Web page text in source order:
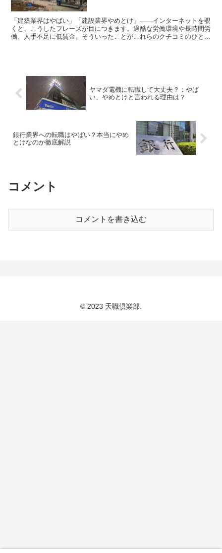
「建築業界はやばい」「建設業界やめとけ」——インターネットを覗
くと、こうしたフレーズが目につきます。過酷な労働環境や長時間労
働、人手不足に低賃金。そういったことがこれらのクチコミのひとつ
ヤマダ電機に転職して大丈夫？：やば
い、やめとけと言われる理由は？
銀行業界への転職はやばい？本当にやめ
とけなのか徹底解説
コメント
コメントを書き込む
© 2023 天職倶楽部.